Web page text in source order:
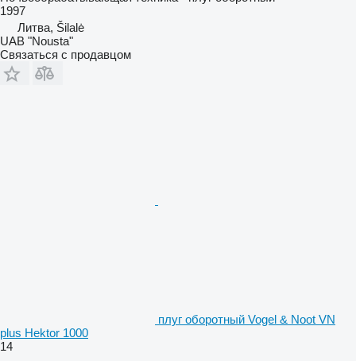
1997
Литва, Šilalė
UAB "Nousta"
Связаться с продавцом
плуг оборотный Vogel & Noot VN
plus Hektor 1000
14